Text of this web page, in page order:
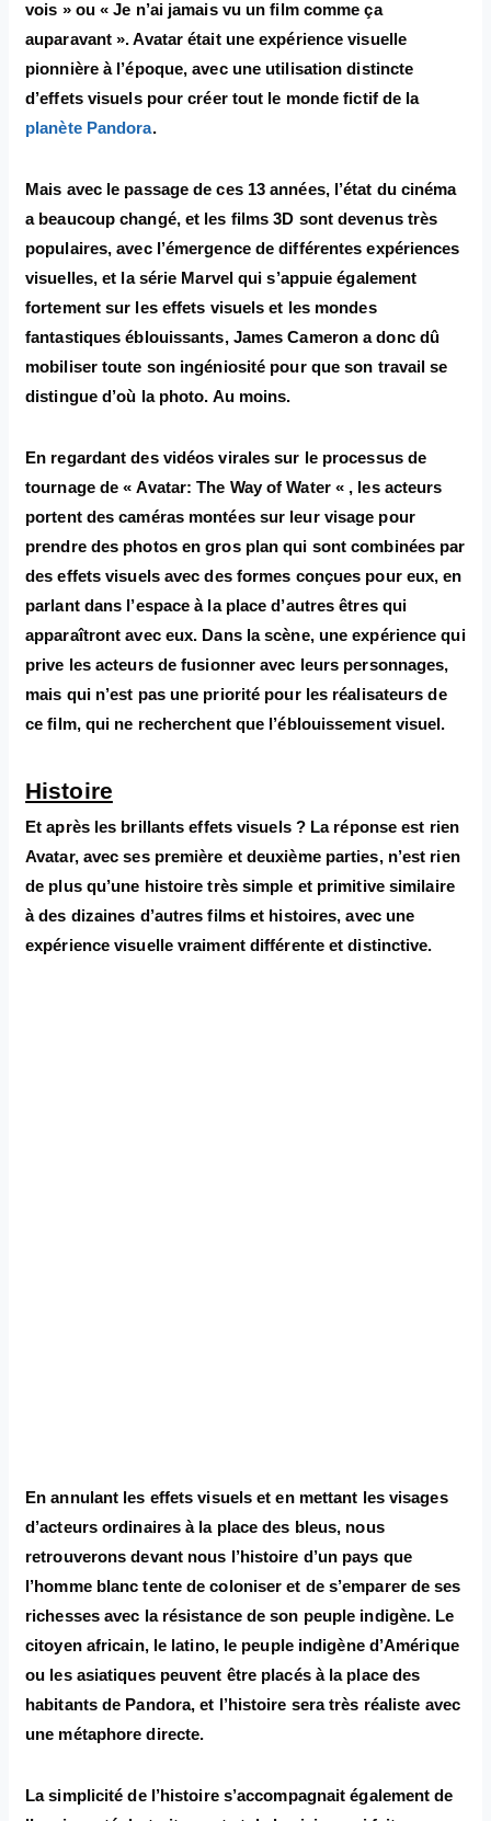
vois » ou « Je n’ai jamais vu un film comme ça
auparavant ». Avatar était une expérience visuelle
pionnière à l’époque, avec une utilisation distincte
d’effets visuels pour créer tout le monde fictif de la
planète Pandora.
Mais avec le passage de ces 13 années, l’état du cinéma
a beaucoup changé, et les films 3D sont devenus très
populaires, avec l’émergence de différentes expériences
visuelles, et la série Marvel qui s’appuie également
fortement sur les effets visuels et les mondes
fantastiques éblouissants, James Cameron a donc dû
mobiliser toute son ingéniosité pour que son travail se
distingue d’où la photo. Au moins.
En regardant des vidéos virales sur le processus de
tournage de « Avatar: The Way of Water « , les acteurs
portent des caméras montées sur leur visage pour
prendre des photos en gros plan qui sont combinées par
des effets visuels avec des formes conçues pour eux, en
parlant dans l’espace à la place d’autres êtres qui
apparaîtront avec eux. Dans la scène, une expérience qui
prive les acteurs de fusionner avec leurs personnages,
mais qui n’est pas une priorité pour les réalisateurs de
ce film, qui ne recherchent que l’éblouissement visuel.
Histoire
Et après les brillants effets visuels ? La réponse est rien
Avatar, avec ses première et deuxième parties, n’est rien
de plus qu’une histoire très simple et primitive similaire
à des dizaines d’autres films et histoires, avec une
expérience visuelle vraiment différente et distinctive.
En annulant les effets visuels et en mettant les visages
d’acteurs ordinaires à la place des bleus, nous
retrouverons devant nous l’histoire d’un pays que
l’homme blanc tente de coloniser et de s’emparer de ses
richesses avec la résistance de son peuple indigène. Le
citoyen africain, le latino, le peuple indigène d’Amérique
ou les asiatiques peuvent être placés à la place des
habitants de Pandora, et l’histoire sera très réaliste avec
une métaphore directe.
La simplicité de l’histoire s’accompagnait également de